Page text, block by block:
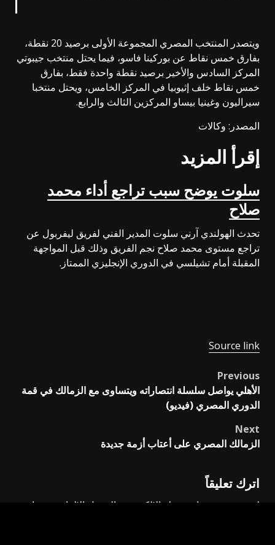
ويتصدر المنتخب المصري المجموعة الأولى برصيد 20 نقطة،
بفارق خمس نقاط عن بوركينا فاسو، فيما يحتل منتخب جيبوتي
المركز السادس والأخير برصيد نقطة واحدة فقط، بفارق
خمس نقاط خلف إثيوبيا في المركز الخامس، ويحتل منتخبا
سيراليون وغينيا بيساو المركزين الثالث والرابع.
المصدر: وكالات
إقرأ المزيد
سلوت يوضح سبب تراجع أداء محمد
صلاح
تحدث الهولندي آرني سلوت المدير الفني لفريق ليفربول عن
تراجع مستوى محمد صلاح نجم الفريق وذلك قبل المواجهة
المقبلة أمام تشيلسي في الدوري الإنجليزي الممتاز.
Source link
Post
navigation
Previous
الأهلي يواصل سلسلة انتصاراته ويتساوى مع الزمالك في قمة
الدوري المصري (فيديو)
Next
الزمالك المصري على أعتاب أزمة جديدة
اترك تعليقاً
لن يتم نشر عنوان بريدك الإلكتروني.
الحقول الإلزامية مشار